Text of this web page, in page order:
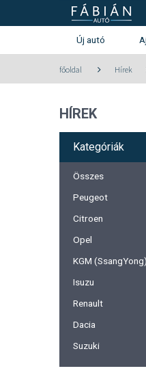
Új autó
főoldal Hírek
HÍREK
Kategóriák
Összes
Peugeot
Citroen
Opel
KGM (SsangYong)
Isuzu
Renault
Dacia
Suzuki